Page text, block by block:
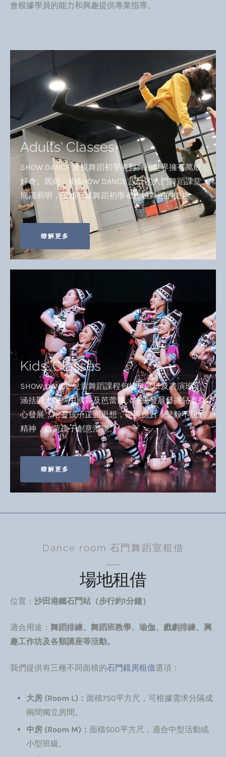
會根據學員的能力和興趣提供專業指導。
Adults' Classes
SHOW DANCE 重視舞蹈初學者對舞蹈世界擁有萬般
好奇。因此，由SHOW DANCE 設計的入門舞蹈課堂
簡淺易明，帶領一眾舞蹈初學者體驗舞蹈的樂趣。
瞭解更多
Kids' Classes
SHOW DANCE 兒童舞蹈課程包括考試班及表演班，
涵括爵士舞、中國舞及芭蕾舞。注重發展發掘兒童身
心發展，培養孩子正面思想，逆境應對，堅毅不屈的
精神，啟蒙孩子創意潛能。
瞭解更多
Dance room 石門舞蹈室租借
場地租借
位置： 沙田港鐵石門站（步行約1分鐘）
適合用途： 舞蹈排練、舞蹈班教學、瑜伽、戲劇排練、興
趣工作坊及各類講座等活動。
我們提供有三種不同面積的石門鏡房租借選項：
大房 (Room L)： 面積750平方尺，可根據需求分隔成
兩間獨立房間。
中房 (Room M)： 面積500平方尺，適合中型活動或
小型班級。